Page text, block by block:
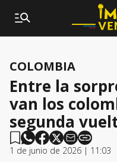
COLOMBIA
Entre la
van los
segunda
1 de junio de 2026 | 11:03